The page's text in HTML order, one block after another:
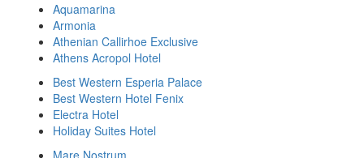
Aquamarina
Armonia
Athenian Callirhoe Exclusive
Athens Acropol Hotel
Best Western Esperia Palace
Best Western Hotel Fenix
Electra Hotel
Holiday Suites Hotel
Mare Nostrum